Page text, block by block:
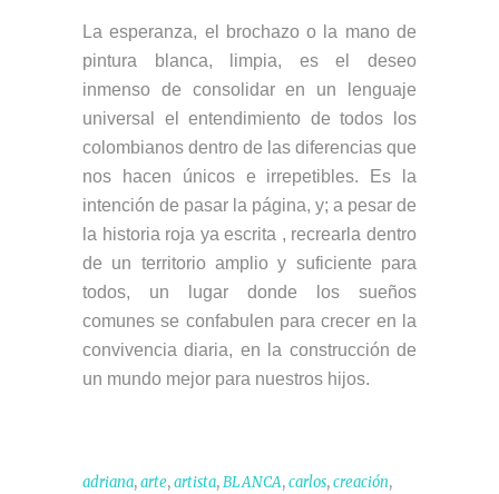
La esperanza, el brochazo o la mano de
pintura blanca, limpia, es el deseo
inmenso de consolidar en un lenguaje
universal el entendimiento de todos los
colombianos dentro de las diferencias que
nos hacen únicos e irrepetibles. Es la
intención de pasar la página, y; a pesar de
la historia roja ya escrita , recrearla dentro
de un territorio amplio y suficiente para
todos, un lugar donde los sueños
comunes se confabulen para crecer en la
convivencia diaria, en la construcción de
un mundo mejor para nuestros hijos.
adriana,arte,artista,BLANCA,carlos,creación,